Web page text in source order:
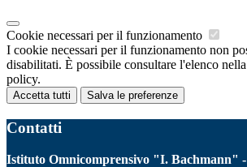
Cookie necessari per il funzionamento
I cookie necessari per il funzionamento non
disabilitati. È possibile consultare l'elenco
policy.
Accetta tutti Salva le preferenze
Contatti
Istituto Omnicomprensivo "I. Bachmann"